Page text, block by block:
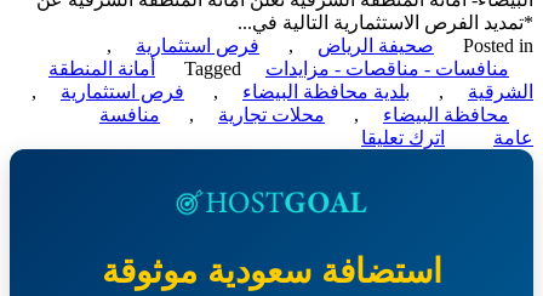
الفرص الاستثمارية التالية في...
صحيفة الرياض , فرص استثمارية
,
- مناقصات - مزايدات
Tagged
أمانة المنطقة
, بلدية محافظة البيضاء , فرص استثمارية
,
البيضاء
, محلات تجارية ,
منافسة
اترك تعليقاon
إنشاء
وصيانة
محلات
استضافة سعودية موثوقة